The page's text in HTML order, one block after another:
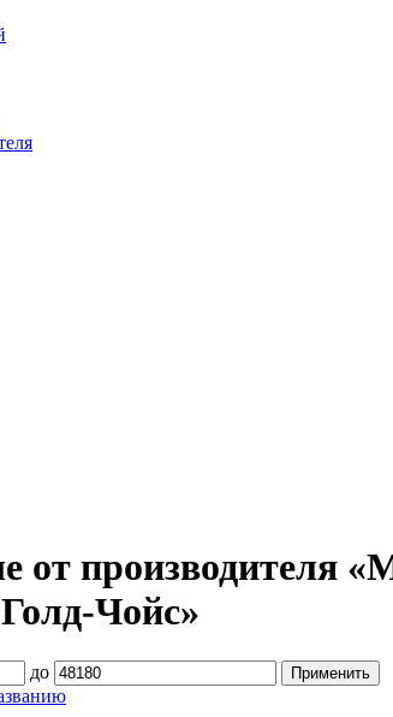
производителя
Чойс»
до